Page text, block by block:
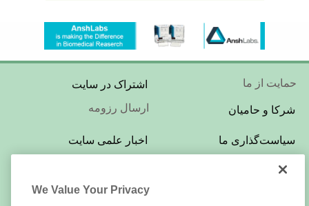
Footer
اشتراک در سایت حمایت از ما
ارسال رزومه شرکا و حامیان
Footer
Menu
اخبار علمی سایت سیاست‌گذاری ما
تبلیغات در سایت
درباره‌ی این سایت
We Value Your Privacy